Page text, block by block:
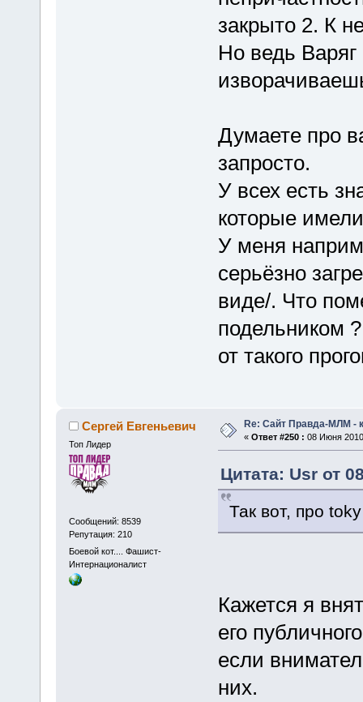
закрыто 2. К
Но ведь Варяг
Думаете про
запросто.
У всех есть
которые
У меня
серьёзно
виде/. Что
подельником
от такого
Сергей Евгеньевич
Топ Лидер
Сообщений: 8539
Репутация: 210
Боевой кот.... Фашист-
Интернационалист
Re: Сайт Правда-МЛМ -
« Ответ #250 : 08 Июня
Цитата: Usr от
Так вот, про
Кажется я
его
если
них.